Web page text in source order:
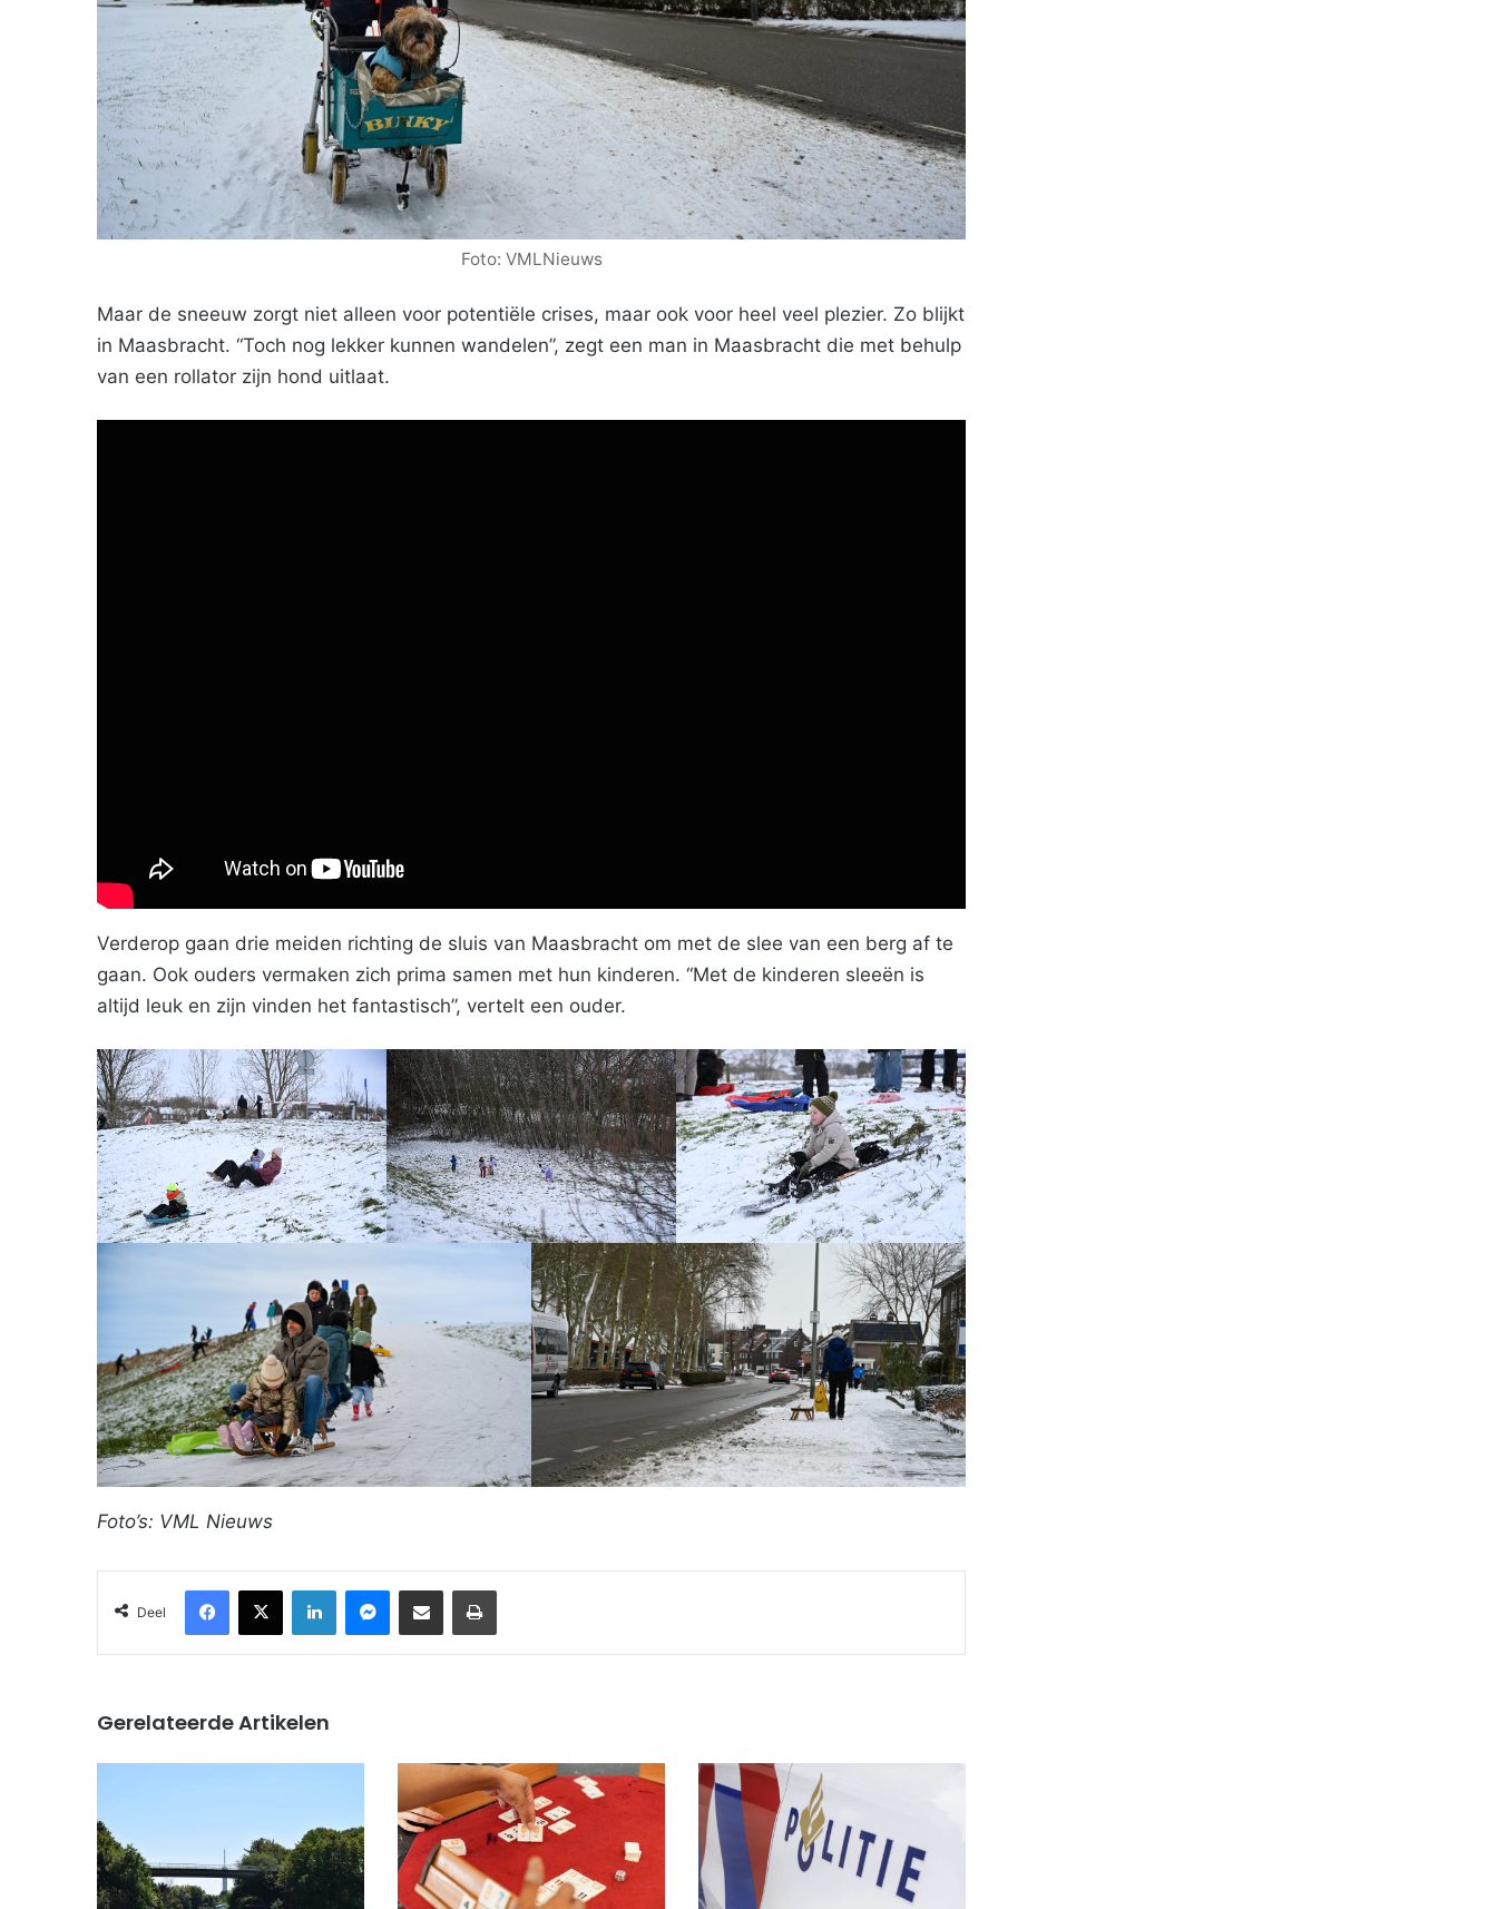
Foto: VMLNieuws
Maar de sneeuw zorgt niet alleen voor potentiële crises, maar ook voor heel veel plezier. Zo blijkt
in Maasbracht. “Toch nog lekker kunnen wandelen”, zegt een man in Maasbracht die met behulp
van een rollator zijn hond uitlaat.
Verderop gaan drie meiden richting de sluis van Maasbracht om met de slee van een berg af te
gaan. Ook ouders vermaken zich prima samen met hun kinderen. “Met de kinderen sleeën is
altijd leuk en zijn vinden het fantastisch”, vertelt een ouder.
Foto’s: VML Nieuws
Deel
Facebook
X LinkedInMessenger
Deel via Email Print
Gerelateerde Artikelen